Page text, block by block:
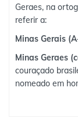
Geraes, na
referir a:
Minas Gerais
Minas Geraes
couraçado
nomeado em